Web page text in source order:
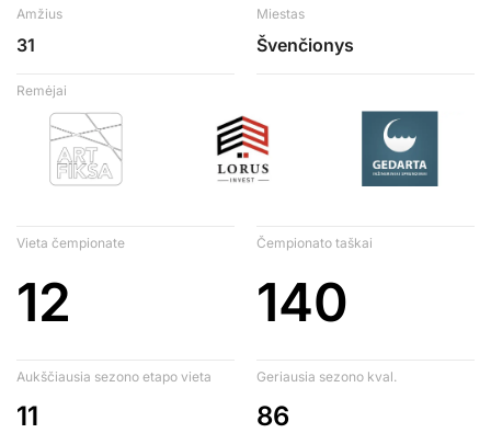
Amžius
31
Miestas
Švenčionys
Remėjai
Vieta čempionate
12
Čempionato taškai
140
Aukščiausia sezono etapo vieta
11
Geriausia sezono kval.
86